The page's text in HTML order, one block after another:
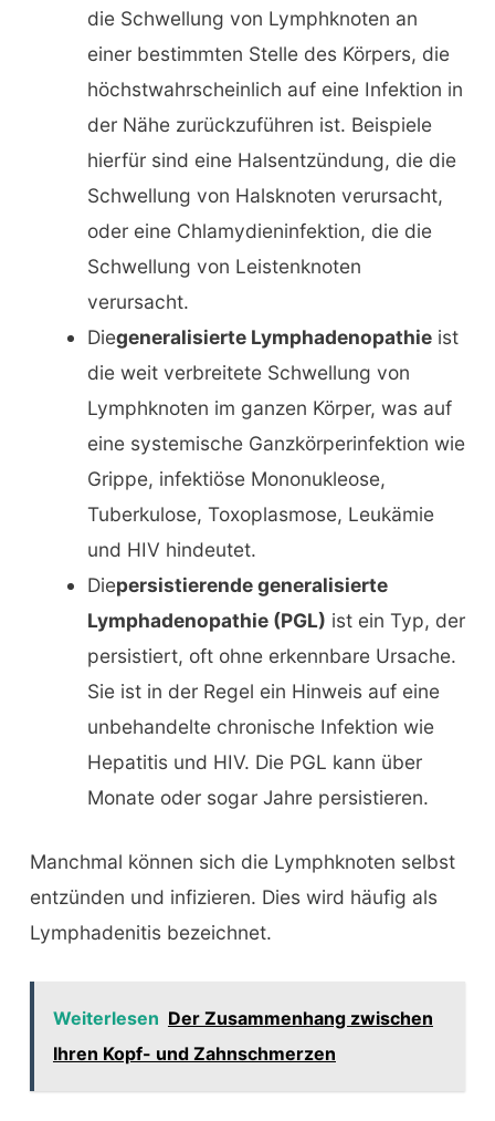
die Schwellung von Lymphknoten an
einer bestimmten Stelle des Körpers, die
höchstwahrscheinlich auf eine Infektion in
der Nähe zurückzuführen ist. Beispiele
hierfür sind eine Halsentzündung, die die
Schwellung von Halsknoten verursacht,
oder eine Chlamydieninfektion, die die
Schwellung von Leistenknoten
verursacht.
Diegeneralisierte Lymphadenopathieist
die weit verbreitete Schwellung von
Lymphknoten im ganzen Körper, was auf
eine systemische Ganzkörperinfektion wie
Grippe, infektiöse Mononukleose,
Tuberkulose, Toxoplasmose, Leukämie
und HIV hindeutet.
Diepersistierende generalisierte
Lymphadenopathie (PGL) ist ein Typ, der
persistiert, oft ohne erkennbare Ursache.
Sie ist in der Regel ein Hinweis auf eine
unbehandelte chronische Infektion wie
Hepatitis und HIV. Die PGL kann über
Monate oder sogar Jahre persistieren.
Manchmal können sich die Lymphknoten selbst
entzünden und infizieren. Dies wird häufig als
Lymphadenitis bezeichnet.
Weiterlesen Der Zusammenhang zwischen
Ihren Kopf- und Zahnschmerzen